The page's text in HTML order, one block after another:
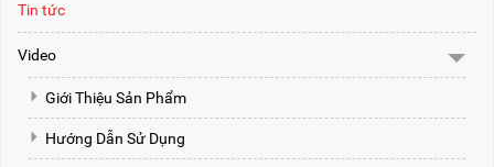
Tin tức
Video
Giới Thiệu Sản Phẩm
Hướng Dẫn Sử Dụng